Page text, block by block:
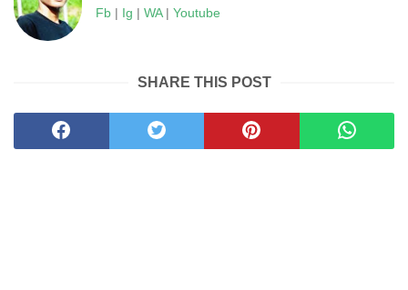
Fb | Ig | WA| Youtube
SHARE THIS POST